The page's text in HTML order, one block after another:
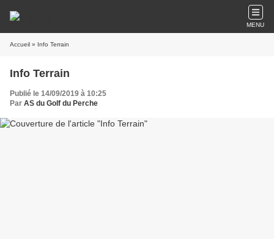
MENU
Accueil » Info Terrain
Info Terrain
Publié le 14/09/2019 à 10:25
Par AS du Golf du Perche